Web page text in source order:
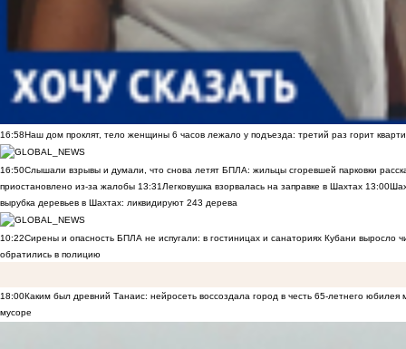
16:58Наш дом проклят, тело женщины 6 часов лежало у подъезда: третий раз горит
16:50Слышали взрывы и думали, что снова летят БПЛА: жильцы сгоревшей парковки
приостановлено из-за жалобы 13:31 Легковушка взорвалась на заправке в Шахтах 13:00
вырубка деревьев в Шахтах: ликвидируют 243 дерева
10:22Сирены и опасность БПЛА не испугали: в гостиницах и санаториях Кубани выросло
обратились в полицию
18:00Каким был древний Танаис: нейросеть воссоздала город в честь 65-летнего юбилея
мусоре